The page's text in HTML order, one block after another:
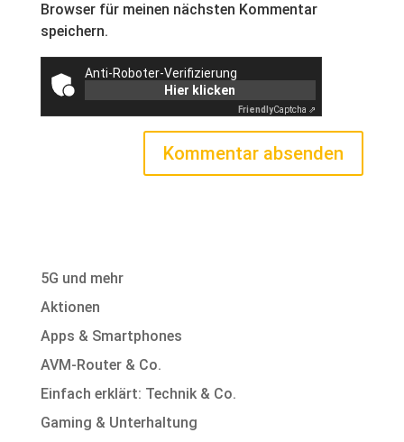
Browser für meinen nächsten Kommentar
speichern.
Anti-Roboter-Verifizierung
Hier klicken
FriendlyCaptcha ⇗
5G und mehr
Aktionen
Apps & Smartphones
AVM-Router & Co.
Einfach erklärt: Technik & Co.
Gaming & Unterhaltung